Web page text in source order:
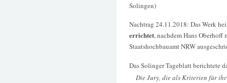
Solingen)
Nachtrag 24.11.2018: Das Werk
errichtet, nachdem Hans
Staatshochbauamt NRW
Das Solinger Tageblatt berichtete
Die Jury, die als Kriterien für